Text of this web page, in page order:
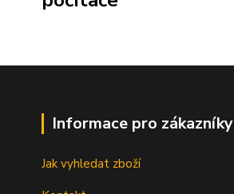
Informace pro zákazníky
Jak vyhledat zboží